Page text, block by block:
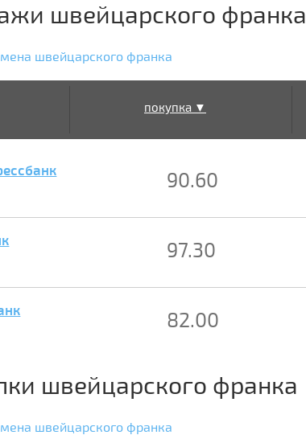
швейцарского франка
швейцарского франка
покупка ▼
90.60
97.30
82.00
швейцарского франка
швейцарского франка